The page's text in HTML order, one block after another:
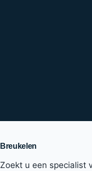
Breukelen
Zoekt u een specialist